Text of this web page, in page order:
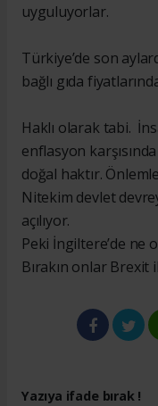
uyguluyorlar.
Türkiye’de son
bağlı gıda
Haklı olarak tabi.
enflasyon
doğal haktır.
Nitekim devlet
açılıyor.
Peki İngiltere’de ne
Bırakın onlar Brexit
Yazıya ifade bırak !